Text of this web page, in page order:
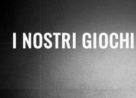
I NOSTRI GIOCHI